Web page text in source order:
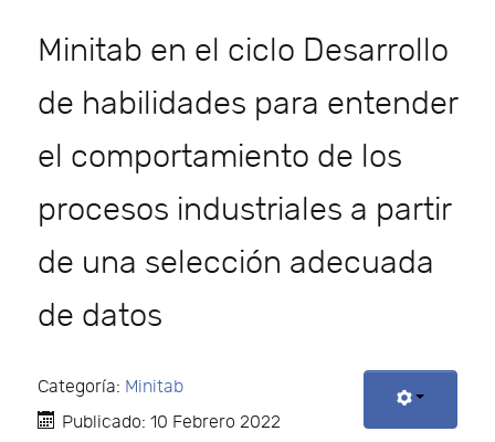
Minitab en el ciclo Desarrollo
de habilidades para entender
el comportamiento de los
procesos industriales a partir
de una selección adecuada
de datos
Categoría: Minitab
Publicado: 10 Febrero 2022